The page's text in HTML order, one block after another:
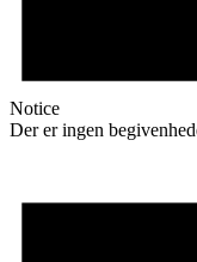
Notice
Der er ingen